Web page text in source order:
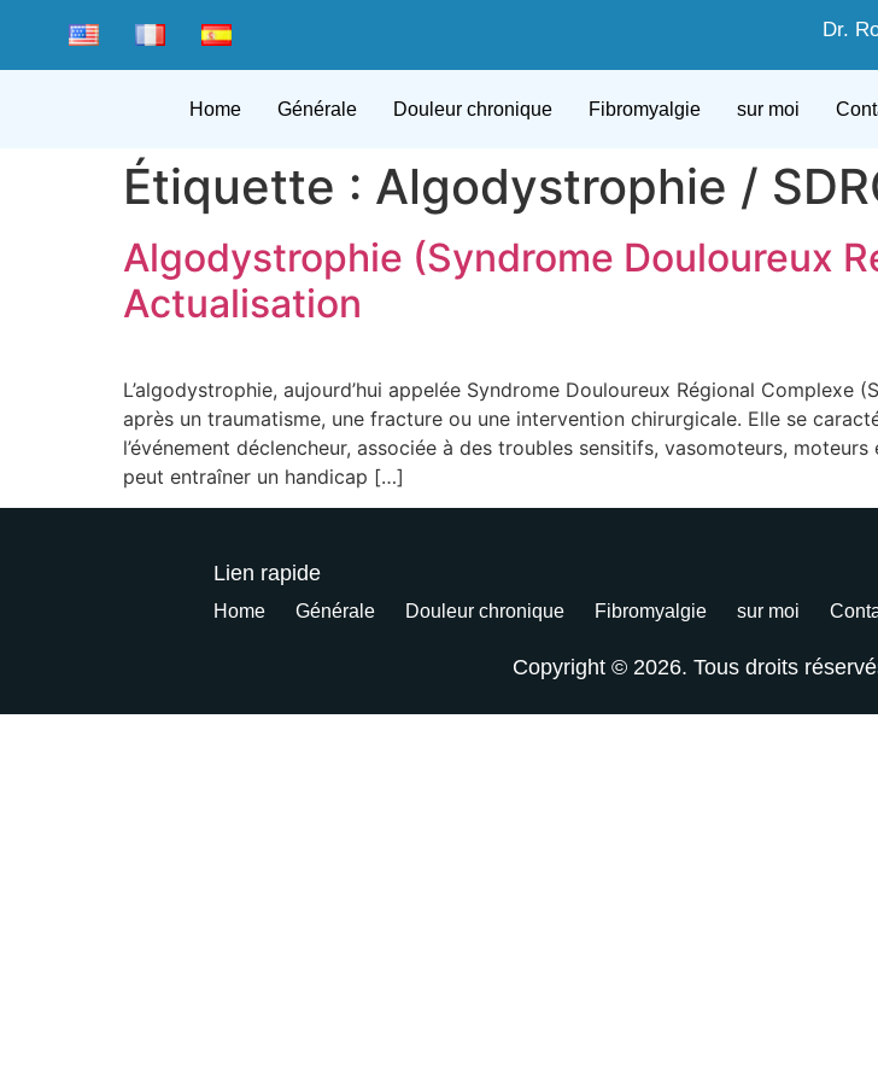
Dr.
Home Générale Douleur chronique Fibromyalgie sur moi
Étiquette : Algodystrophie /
Algodystrophie (Syndrome Douloureux
Actualisation
L’algodystrophie, aujourd’hui appelée Syndrome Douloureux Régional
après un traumatisme, une fracture ou une intervention chirurgicale. Elle se
l’événement déclencheur, associée à des troubles sensitifs, vasomoteurs,
peut entraîner un handicap […]
Lien rapide
Home Générale Douleur chronique Fibromyalgie sur moi
Copyright © 2026. Tous droits